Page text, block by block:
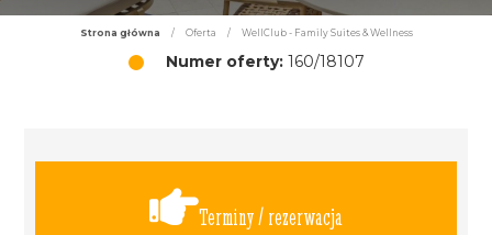
Strona główna / Oferta / WellClub - Family Suites & Wellness
Numer oferty:160/18107
Terminy / rezerwacja